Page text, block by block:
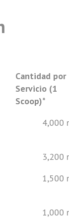
Cantidad por
Servicio (1
Scoop)*
4,000
3,200
1,500
1,000